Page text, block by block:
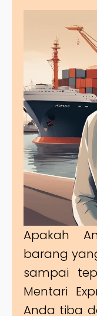
Apakah
barang
sampai
Mentari
Anda tiba